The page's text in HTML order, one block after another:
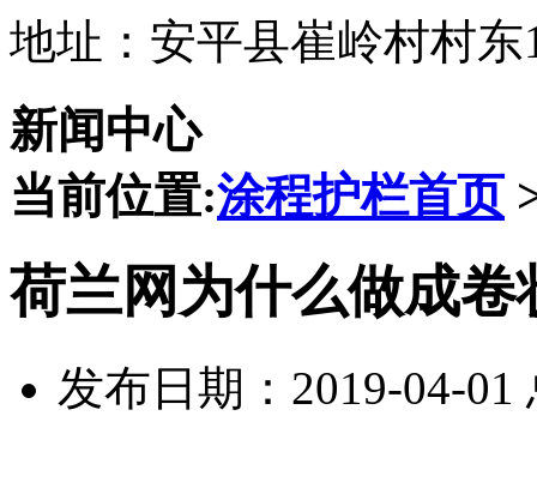
地址：安平县崔岭村村东
新闻中心
当前位置:涂程护栏首页
荷兰网为什么做成卷
发布日期：2019-04-01